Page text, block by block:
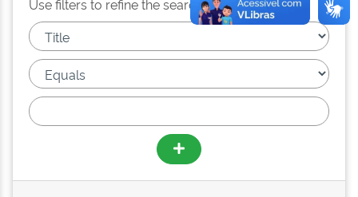
Use filters to refine the search results.